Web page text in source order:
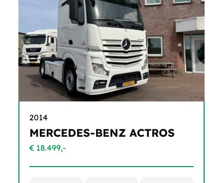
2014
MERCEDES-BENZ ACTROS
€ 18.499,-